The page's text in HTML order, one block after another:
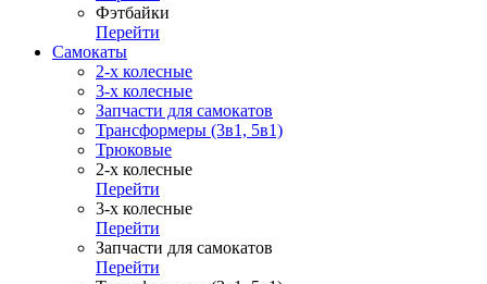
Фэтбайки
Перейти
Самокаты
2-х колесные
3-х колесные
Запчасти для самокатов
Трансформеры (3в1, 5в1)
Трюковые
2-х колесные
Перейти
3-х колесные
Перейти
Запчасти для самокатов
Перейти